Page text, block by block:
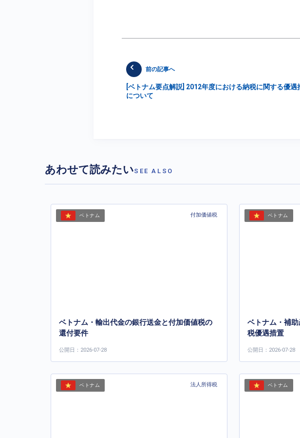
前の記事へ
[ベトナム要点解説] 2012年度における納税に関する優遇
について
あわせて読みたいSEE ALSO
ベトナム 付加価値税
ベトナム・輸出代金の銀行送金と付加価値税の
還付要件
公開日：2026-07-28
ベトナム
ベトナム・補
税優遇措置
公開日：2026-07-28
ベトナム 法人所得税 ベトナム